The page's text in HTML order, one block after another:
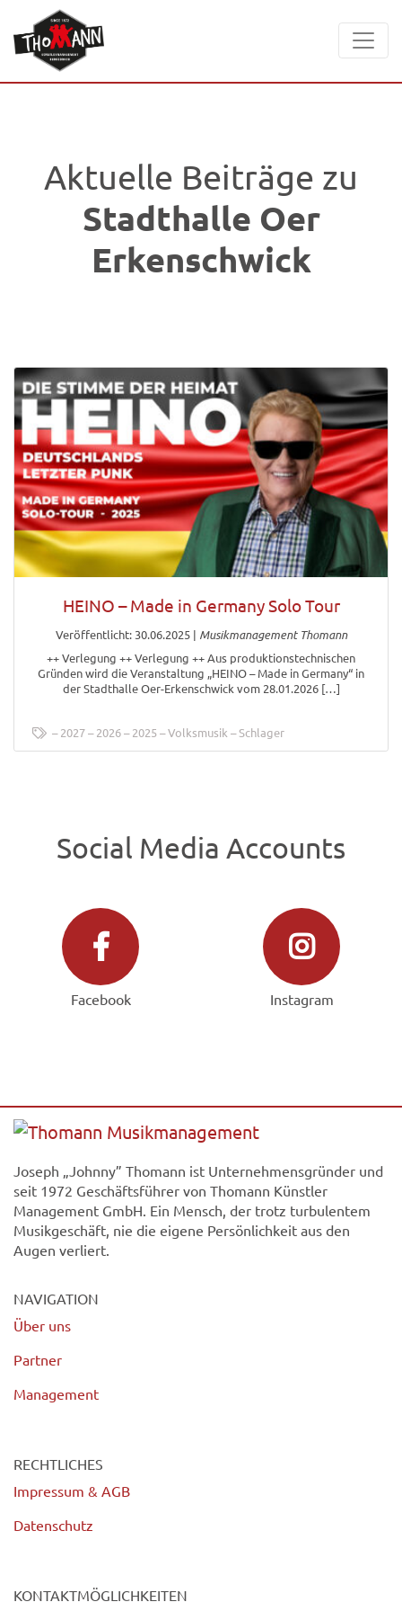
Aktuelle Beiträge zu
Stadthalle Oer
Erkenschwick
HEINO – Made in Germany Solo Tour
Veröffentlicht: 30.06.2025| Musikmanagement Thomann
++ Verlegung ++ Verlegung ++ Aus produktionstechnischen
Gründen wird die Veranstaltung „HEINO – Made in Germany“ in
der Stadthalle Oer-Erkenschwick vom 28.01.2026 […]
2027 2026 2025 Volksmusik Schlager
Social Media Accounts
Facebook Instagram
Joseph „Johnny” Thomann ist Unternehmensgründer und
seit 1972 Geschäftsführer von Thomann Künstler
Management GmbH. Ein Mensch, der trotz turbulentem
Musikgeschäft, nie die eigene Persönlichkeit aus den
Augen verliert.
NAVIGATION
Über uns
Partner
Management
RECHTLICHES
Impressum & AGB
Datenschutz
KONTAKTMÖGLICHKEITEN